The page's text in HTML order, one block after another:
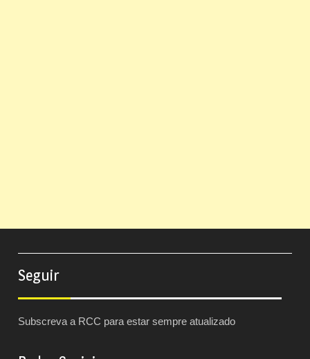
Seguir
Subscreva a RCC para estar sempre atualizado